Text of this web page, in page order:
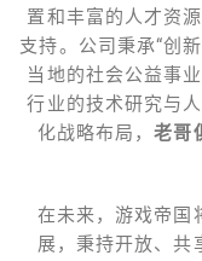
置和丰富的人才资
支持。公司秉承“创
当地的社会公益事
行业的技术研究与
化战略布局，老哥
在未来，游戏帝国
展，秉持开放、共